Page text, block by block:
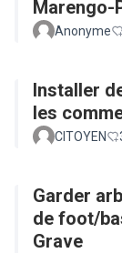
Marengo-
Anonyme
Installer
les
CITOYEN
Garder
de foot/
Grave